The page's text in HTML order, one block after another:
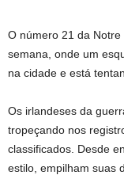
O número 21 da
semana, onde um
na cidade e está
Os irlandeses da
tropeçando nos
classificados. Desde
estilo, empilham suas